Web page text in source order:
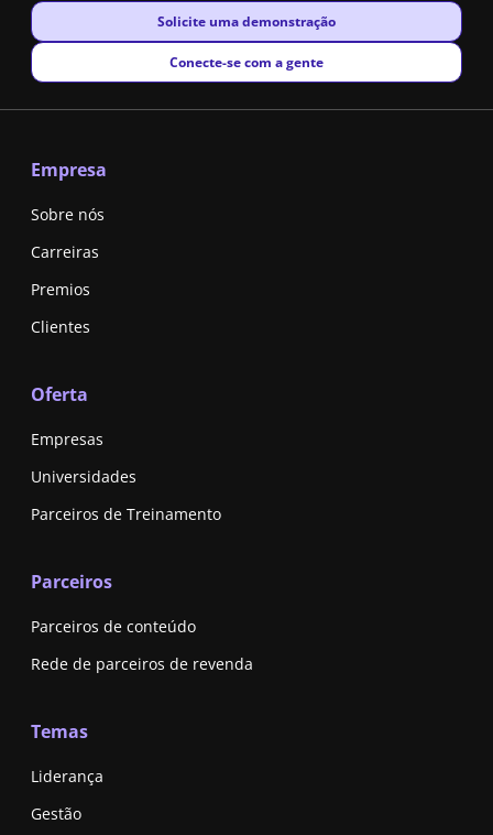
New window
Solicite uma demonstração
New window
Conecte-se com a gente
Empresa
Sobre nós
Carreiras
Premios
Clientes
Oferta
Empresas
Universidades
Parceiros de Treinamento
Parceiros
Parceiros de conteúdo
Rede de parceiros de revenda
Temas
Liderança
Gestão